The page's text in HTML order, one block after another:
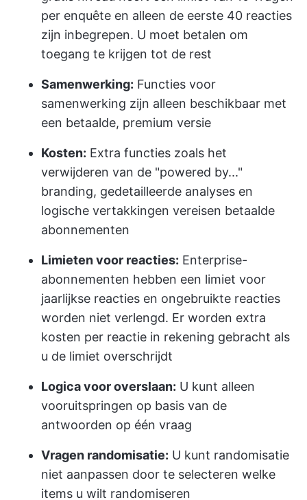
per enquête en alleen de eerste 40 reacties
zijn inbegrepen. U moet betalen om
toegang te krijgen tot de rest
Samenwerking: Functies voor
samenwerking zijn alleen beschikbaar met
een betaalde, premium versie
Kosten: Extra functies zoals het
verwijderen van de "powered by..."
branding, gedetailleerde analyses en
logische vertakkingen vereisen betaalde
abonnementen
Limieten voor reacties: Enterprise-
abonnementen hebben een limiet voor
jaarlijkse reacties en ongebruikte reacties
worden niet verlengd. Er worden extra
kosten per reactie in rekening gebracht als
u de limiet overschrijdt
Logica voor overslaan: U kunt alleen
vooruitspringen op basis van de
antwoorden op één vraag
Vragen randomisatie: U kunt randomisatie
niet aanpassen door te selecteren welke
items u wilt randomiseren